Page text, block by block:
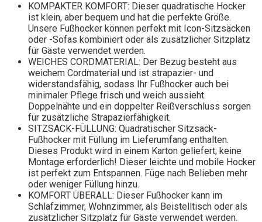
KOMPAKTER KOMFORT: Dieser quadratische Hocker
ist klein, aber bequem und hat die perfekte Größe.
Unsere Fußhocker können perfekt mit Icon-Sitzsäcken
oder -Sofas kombiniert oder als zusätzlicher Sitzplatz
für Gäste verwendet werden.
WEICHES CORDMATERIAL: Der Bezug besteht aus
weichem Cordmaterial und ist strapazier- und
widerstandsfähig, sodass Ihr Fußhocker auch bei
minimaler Pflege frisch und weich aussieht.
Doppelnähte und ein doppelter Reißverschluss sorgen
für zusätzliche Strapazierfähigkeit.
SITZSACK-FÜLLUNG: Quadratischer Sitzsack-
Fußhocker mit Füllung im Lieferumfang enthalten.
Dieses Produkt wird in einem Karton geliefert; keine
Montage erforderlich! Dieser leichte und mobile Hocker
ist perfekt zum Entspannen. Füge nach Belieben mehr
oder weniger Füllung hinzu.
KOMFORT ÜBERALL: Dieser Fußhocker kann im
Schlafzimmer, Wohnzimmer, als Beistelltisch oder als
zusätzlicher Sitzplatz für Gäste verwendet werden.